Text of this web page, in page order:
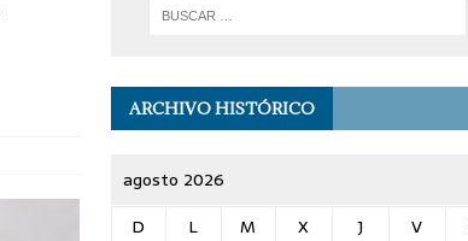
ARCHIVO HISTÓRICO
agosto 2026
D
L M X J V